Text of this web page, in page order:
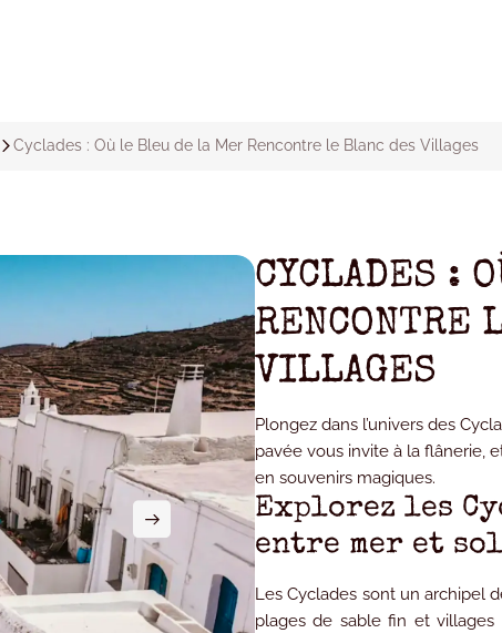
Cyclades : Où le Bleu de la Mer Rencontre le Blanc des Villages
CYCLADES :
RENCONTRE
VILLAGES
Plongez dans l’univers des
pavée vous invite à la flânerie,
en souvenirs magiques.
Explorez les
entre mer et
Les Cyclades sont un archipel
plages de sable fin et